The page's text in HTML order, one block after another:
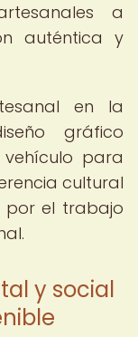
a
auténtica y
en la
gráfico
para
cultural
por el trabajo
y social